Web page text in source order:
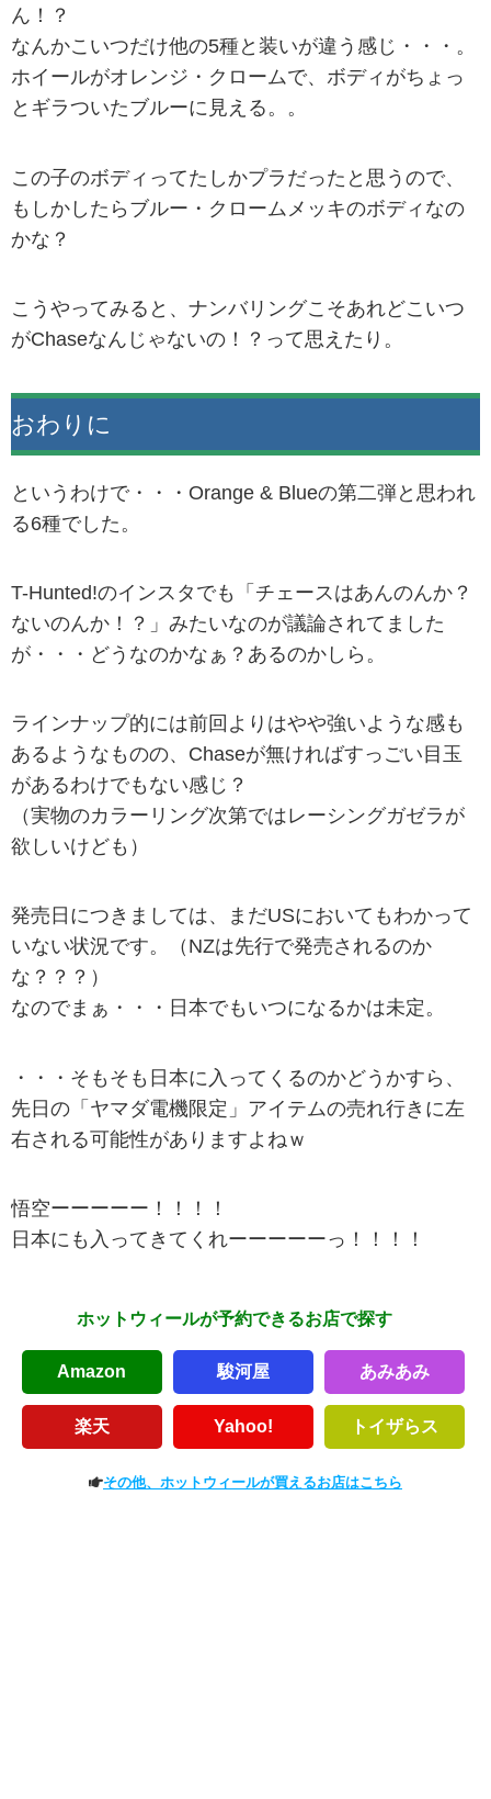
ん！？
なんかこいつだけ他の5種と装いが違う感じ・・・。
ホイールがオレンジ・クロームで、ボディがちょっ
とギラついたブルーに見える。。
この子のボディってたしかプラだったと思うので、
もしかしたらブルー・クロームメッキのボディなの
かな？
こうやってみると、ナンバリングこそあれどこいつ
がChaseなんじゃないの！？って思えたり。
おわりに
というわけで・・・Orange & Blueの第二弾と思われ
る6種でした。
T-Hunted!のインスタでも「チェースはあんのんか？
ないのんか！？」みたいなのが議論されてました
が・・・どうなのかなぁ？あるのかしら。
ラインナップ的には前回よりはやや強いような感も
あるようなものの、Chaseが無ければすっごい目玉
があるわけでもない感じ？
（実物のカラーリング次第ではレーシングガゼラが
欲しいけども）
発売日につきましては、まだUSにおいてもわかって
いない状況です。（NZは先行で発売されるのか
な？？？）
なのでまぁ・・・日本でもいつになるかは未定。
・・・そもそも日本に入ってくるのかどうかすら、
先日の「ヤマダ電機限定」アイテムの売れ行きに左
右される可能性がありますよねｗ
悟空ーーーーー！！！！
日本にも入ってきてくれーーーーーっ！！！！
ホットウィールが予約できるお店で探す
Amazon 駿河屋 あみあみ
楽天 Yahoo! トイザらス
その他、ホットウィールが買えるお店はこちら